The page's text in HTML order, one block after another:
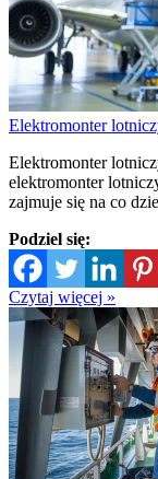
Elektromonter
Elektromonter
elektromonter
zajmuje się na co
Podziel się:
Czytaj więcej »